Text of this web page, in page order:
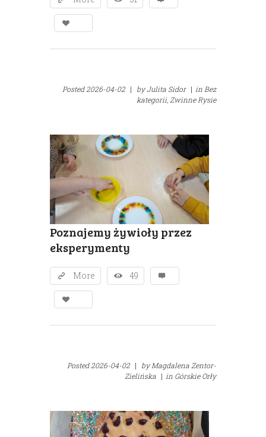
Posted2026-04-02 | byJulita Sidor | inBez
kategorii,Zwinne Rysie
Poznajemy żywioły przez
eksperymenty
More 49
Posted2026-04-02 | byMagdalena Zentor-
Zielińska | in Górskie Orły